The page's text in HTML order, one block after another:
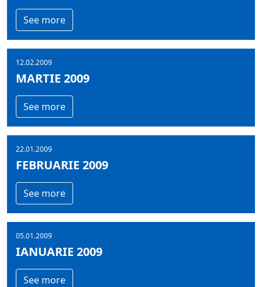
See more
12.02.2009
MARTIE 2009
See more
22.01.2009
FEBRUARIE 2009
See more
05.01.2009
IANUARIE 2009
See more